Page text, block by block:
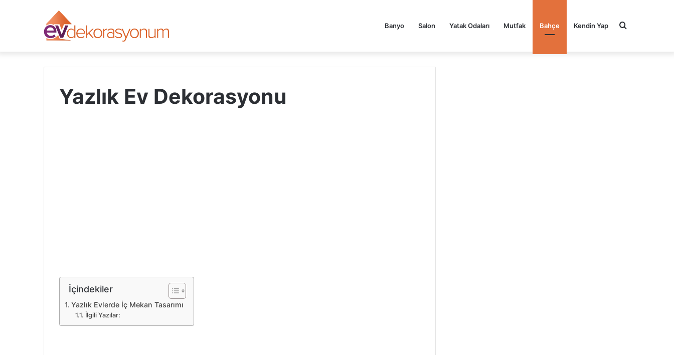
Banyo Salon Yatak Odaları Mutfak Bahçe Kendin Yap Arama
Yazlık Ev Dekorasyonu
İçindekiler
Yazlık Evlerde İç Mekan Tasarımı
İlgili Yazılar: